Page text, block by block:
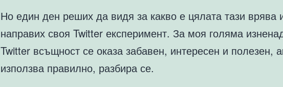
Но един ден реших да видя за какво е цялата тази врява
направих своя Twitter експеримент. За моя голяма
Twitter всъщност се оказа забавен, интересен и полезен,
използва правилно, разбира се.